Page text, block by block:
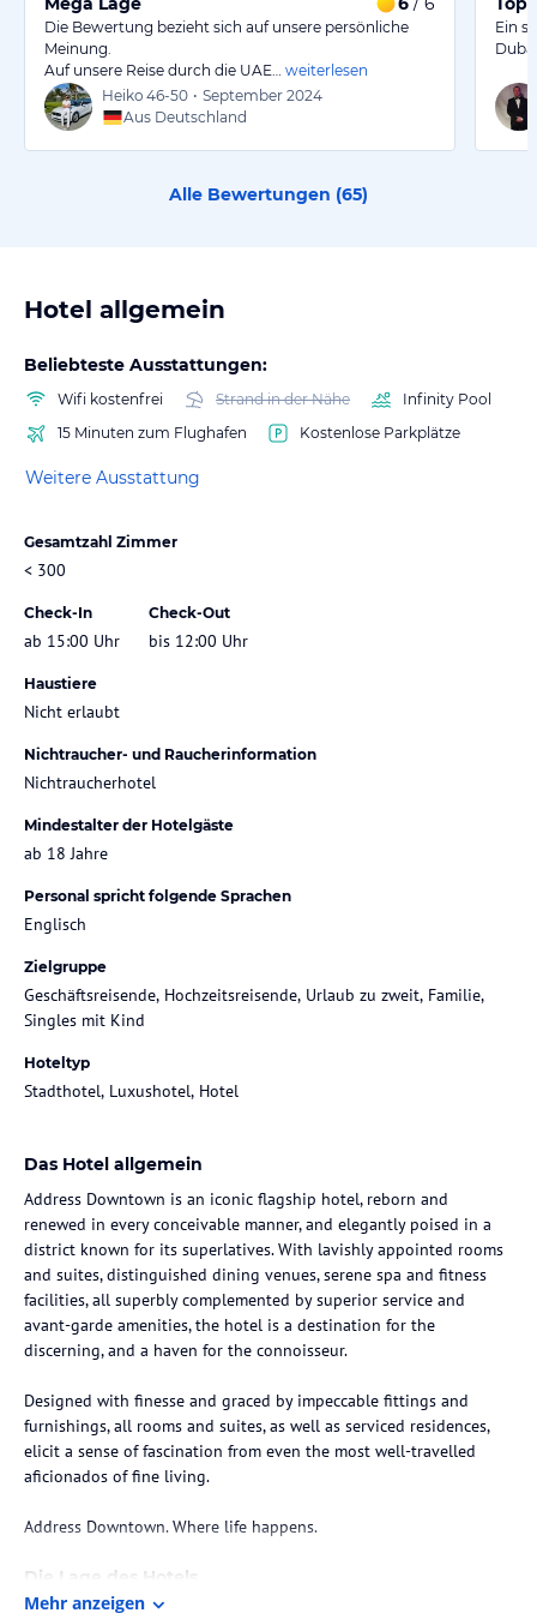
Die Bewertung bezieht sich auf unsere persönliche
Meinung.
Auf unsere Reise durch die UAE…
weiterlesen
Heiko 46-50 • September 2024
Aus Deutschland
Ein
Alle Bewertungen (65)
Hotel allgemein
Beliebteste Ausstattungen:
Wifi kostenfrei Strand in der Nähe
Infinity Pool
15 Minuten zum Flughafen
Kostenlose Parkplätze
Weitere Ausstattung
Gesamtzahl Zimmer
< 300
Check-In
ab 15:00 Uhr
Check-Out
bis 12:00 Uhr
Haustiere
Nicht erlaubt
Nichtraucher- und Raucherinformation
Nichtraucherhotel
Mindestalter der Hotelgäste
ab 18 Jahre
Personal spricht folgende Sprachen
Englisch
Zielgruppe
Geschäftsreisende, Hochzeitsreisende, Urlaub zu zweit, Familie,
Singles mit Kind
Hoteltyp
Stadthotel, Luxushotel, Hotel
Das Hotel allgemein
Address Downtown is an iconic flagship hotel, reborn and
renewed in every conceivable manner, and elegantly poised in a
district known for its superlatives. With lavishly appointed rooms
and suites, distinguished dining venues, serene spa and fitness
facilities, all superbly complemented by superior service and
avant-garde amenities, the hotel is a destination for the
discerning, and a haven for the connoisseur.
Designed with finesse and graced by impeccable fittings and
furnishings, all rooms and suites, as well as serviced residences,
elicit a sense of fascination from even the most well-travelled
aficionados of fine living.
Address Downtown. Where life happens.
Die Lage des Hotels
Mehr anzeigen